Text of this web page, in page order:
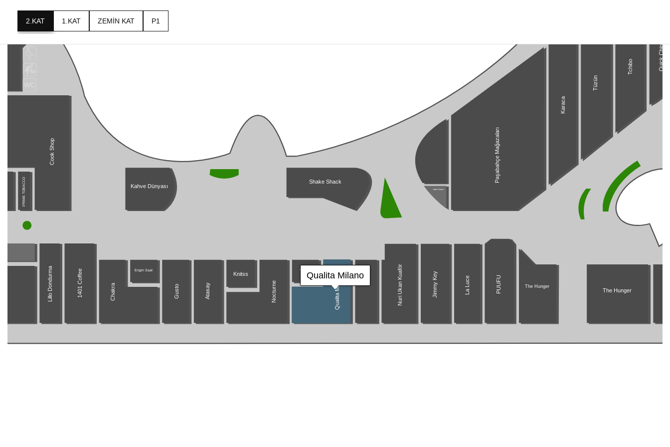
2.KAT 1.KAT ZEMİN KAT P1
Qualita Milano
1401 Coffee Atasay
Chakra
Cook Shop
Engin Saat Giya
Gusto Jimmy Key
Kahve Dünyası
Karaca
Knitss
La Luce
Lillo Dondurma
Marin Gurme
Nocturne Nuri Ukan Kuaför
PRIME TOBACCO
PUUFU
Paşabahçe Mağazaları
Qualita Milano
Quick China
Shake Shack
Tchibo
The Hunger
The Hunger
Tüzün